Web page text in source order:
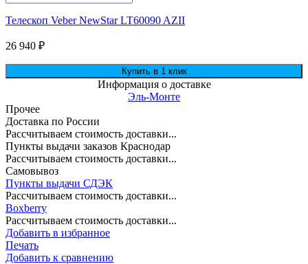
Телескоп Veber NewStar LT60090 AZII
26 940 ₽
Информация о доставке
Эль-Монте
Прочее
Доставка по России
Рассчитываем стоимость доставки...
Пункты выдачи заказов Краснодар
Рассчитываем стоимость доставки...
Самовывоз
Пункты выдачи СДЭК
Рассчитываем стоимость доставки...
Boxberry
Рассчитываем стоимость доставки...
Добавить в избранное
Печать
Добавить к сравнению